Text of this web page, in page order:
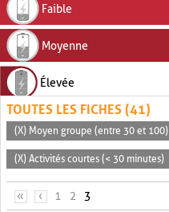
Faible
Moyenne
Élevée
TOUTES LES FICHES (41)
(X) Moyen groupe (entre 30 et 100)
(X) Activités courtes (< 30 minutes)
PAGES
« ‹ 1 2 3